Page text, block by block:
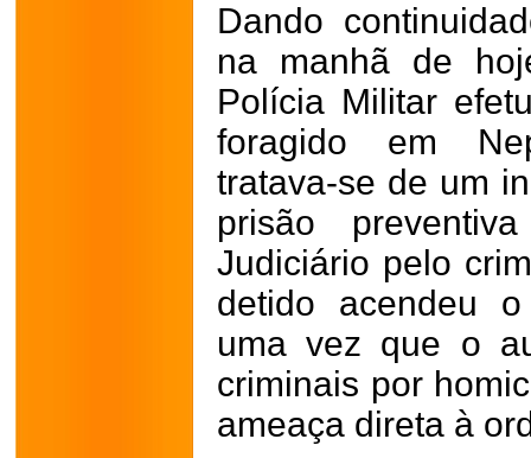
Dando
na manhã de
Polícia Militar
foragido em
tratava-se de um
prisão
Judiciário pelo
detido acendeu
uma vez que o
criminais por
ameaça direta à